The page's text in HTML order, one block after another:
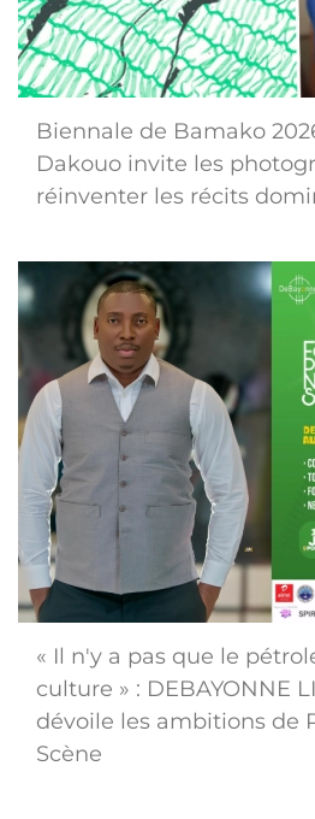
Biennale de Bamako
Dakouo invite les
réinventer les récits
« Il n'y a pas que le
culture » : DEBAYONNE
dévoile les ambitions de
Scène